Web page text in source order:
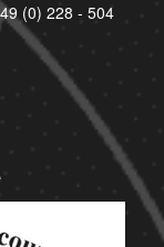
(0) 228 - 504